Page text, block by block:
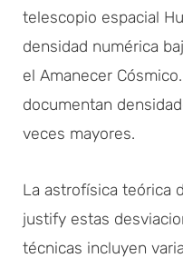
telescopio espacial
densidad numérica
el Amanecer
documentan
veces mayores.
La astrofísica teórica
justify estas
técnicas incluyen